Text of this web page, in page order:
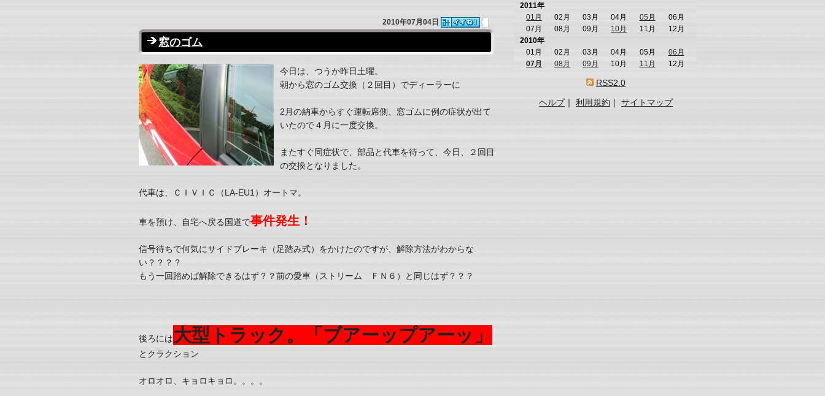
2010年07月04日
窓のゴム
今日は、つうか昨日土曜。
朝から窓のゴム交換（２回目）でディーラーに
2月の納車からすぐ運転席側、窓ゴムに例の症状が出て
いたので４月に一度交換。
またすぐ同症状で、部品と代車を待って、今日、２回目
の交換となりました。
代車は、ＣＩＶＩＣ（LA-EU1）オートマ。
車を預け、自宅へ戻る国道で事件発生！
信号待ちで何気にサイドブレーキ（足踏み式）をかけたのですが、解除方法がわからな
い？？？？
もう一回踏めば解除できるはず？？前の愛車（ストリーム ＦＮ６）と同じはず？？？
後ろには大型トラック。「ブアーップアーッ」
とクラクション
オロオロ、キョロキョロ。。。。
2011年
01月
02月 03月 04月 05月
06月
07月
08月 09月 10月 11月
12月
2010年
01月
02月 03月 04月 05月
06月
07月
08月 09月 10月 11月 12月
RSS2.0
ヘルプ｜ 利用規約 ｜ サイトマップ